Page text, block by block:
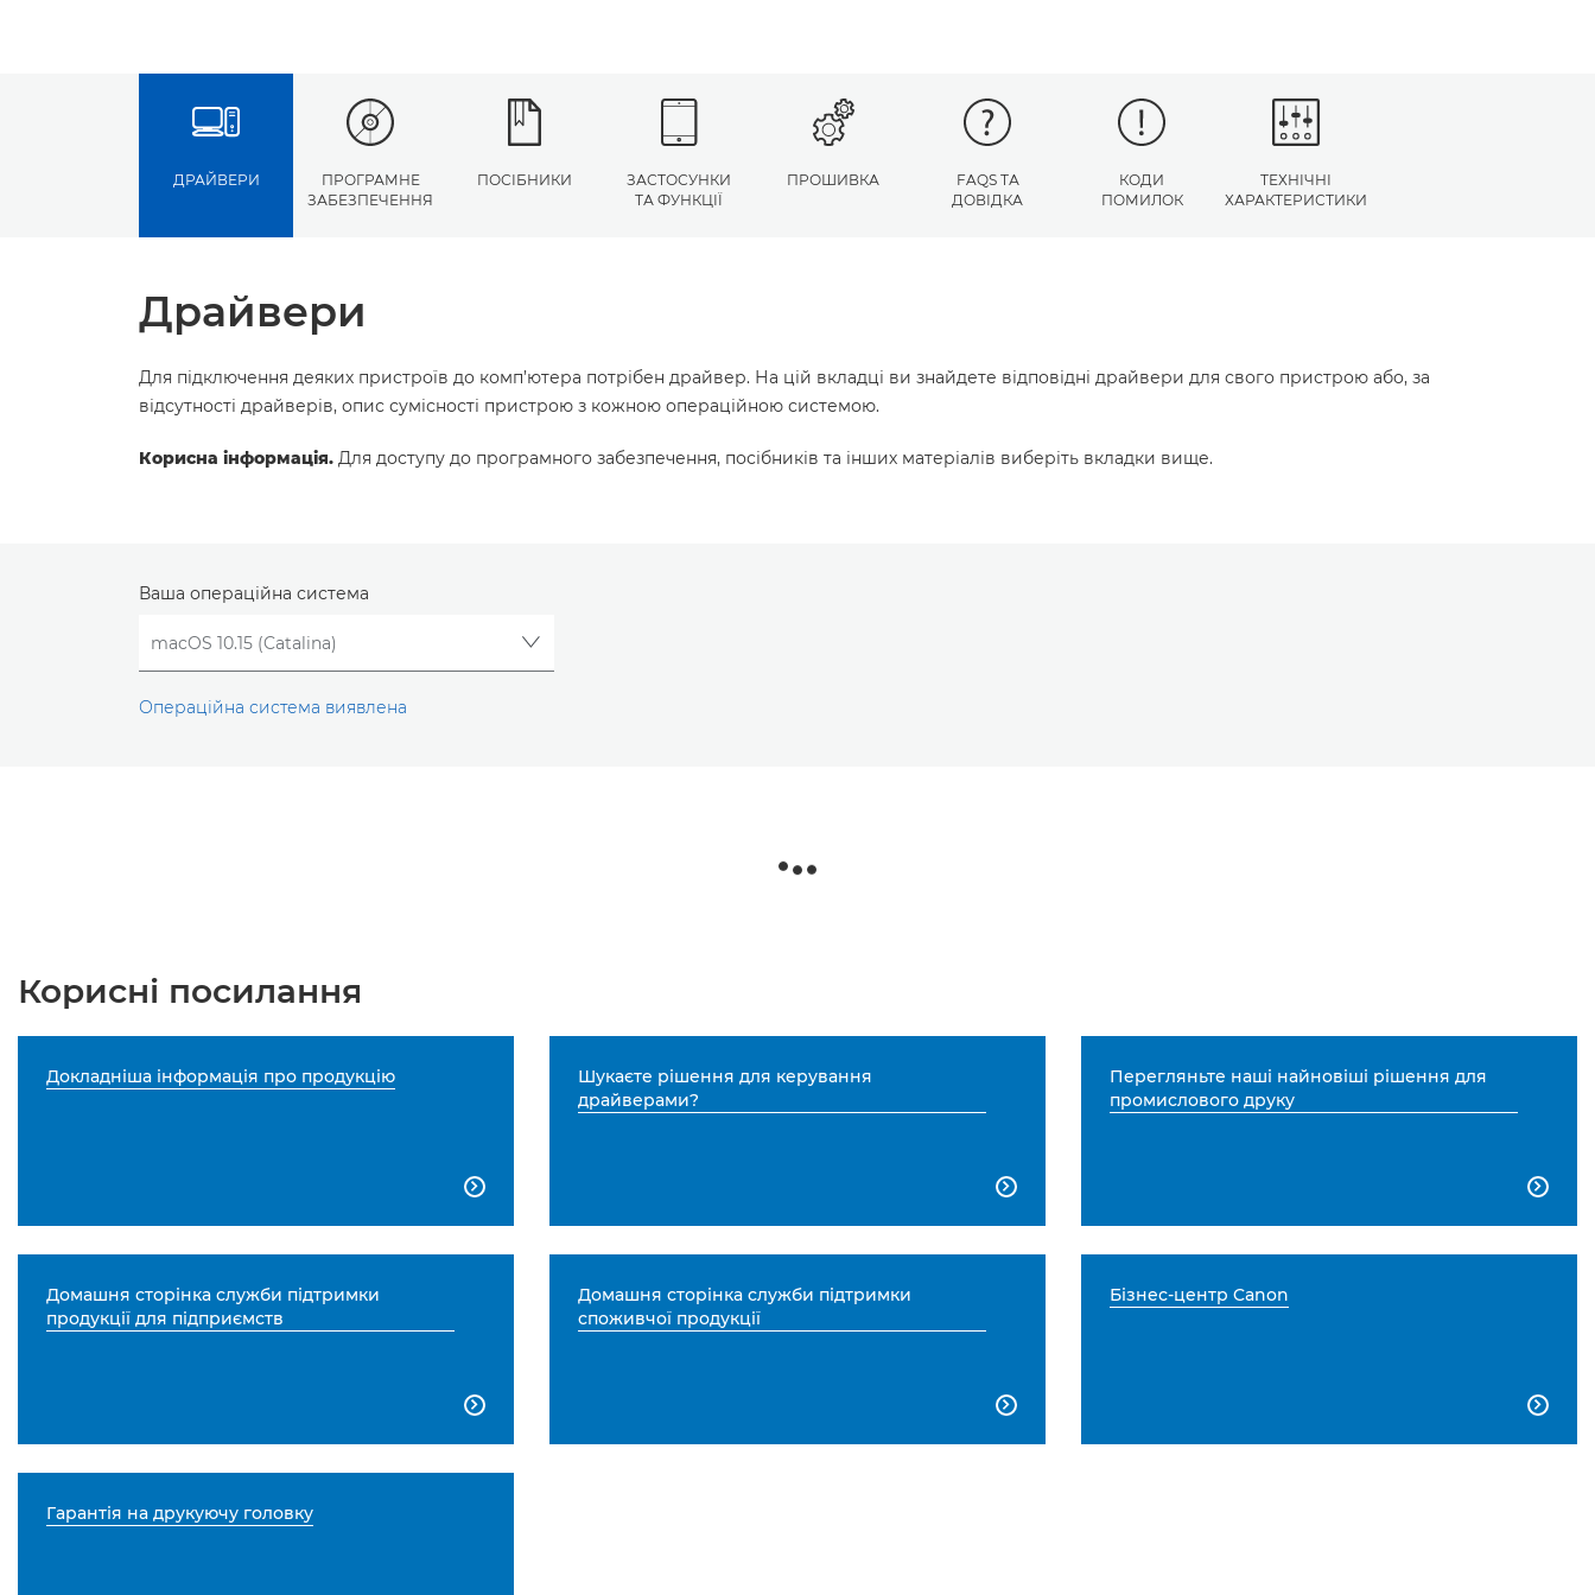
ДРАЙВЕРИ
ПРОГРАМНЕ
ЗАБЕЗПЕЧЕННЯ
ПОСІБНИКИ
ЗАСТОСУНКИ
ТА ФУНКЦІЇ
ПРОШИВКА
FAQS ТА
ДОВІДКА
КОДИ
ПОМИЛОК
ТЕХНІЧНІ
ХАРАКТЕРИСТИКИ
Драйвери
Для підключення деяких пристроїв до комп’ютера потрібен драйвер. На цій вкладці ви знайдете відповідні драйвери для свого пристрою або, за
відсутності драйверів, опис сумісності пристрою з кожною операційною системою.
Корисна інформація. Для доступу до програмного забезпечення, посібників та інших матеріалів виберіть вкладки вище.
Ваша операційна система
Операційна система виявлена
Корисні посилання
Докладніша інформація про продукцію

Шукаєте рішення для керування
драйверами?

Перегляньте наші найновіші рішення для
промислового друку

Домашня сторінка служби підтримки
продукції для підприємств

Домашня сторінка служби підтримки
споживчої продукції

Бізнес-центр Canon

Гарантія на друкуючу головку